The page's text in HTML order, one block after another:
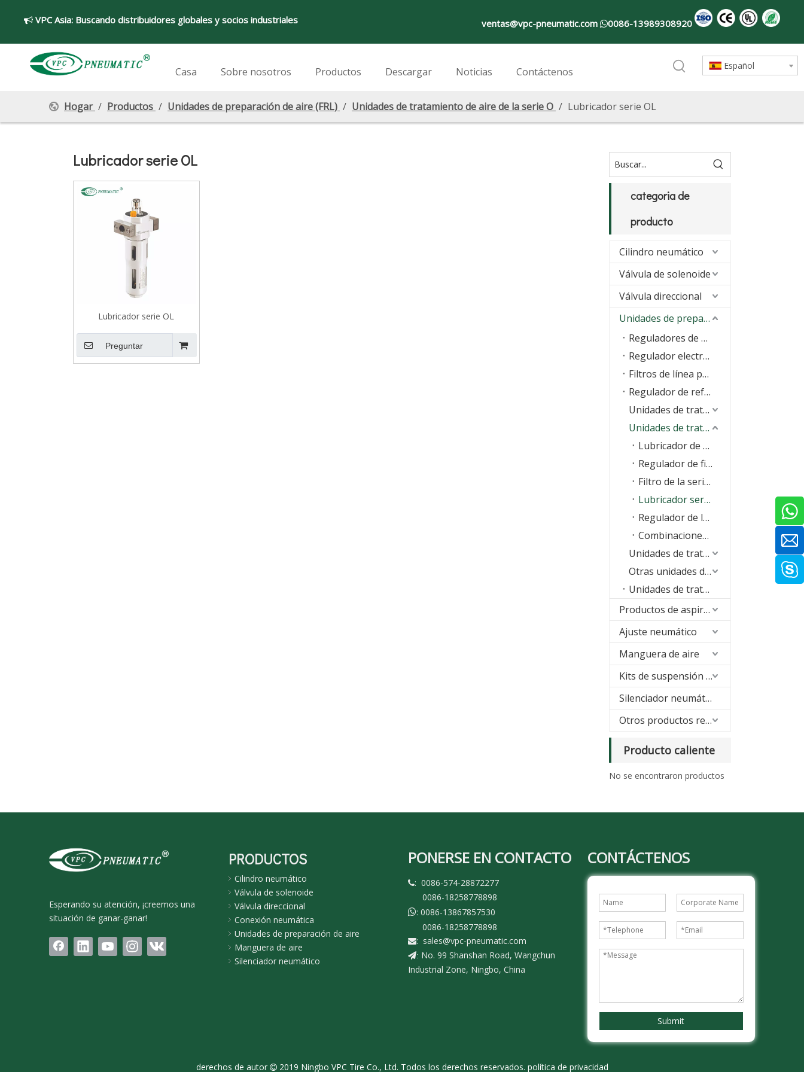
 VPC Asia: Buscando distribuidores globales y socios industriales ventas@vpc-pneumatic.com 0086-13989308920
Casa Sobre nosotros Productos Descargar Noticias Contáctenos Español
Hogar / Productos / Unidades de preparación de aire (FRL) / Unidades de tratamiento de aire de la serie O / Lubricador serie OL
Lubricador serie OL
Lubricador serie OL
Preguntar
categoria de
producto
Cilindro neumático
Válvula de solenoide
Válvula direccional
Unidades de preparación de aire (FRL)
Reguladores de precisión
Regulador electroneumático
Filtros de línea principal
Regulador de refuerzo
Unidades de tratamiento de aire de la serie V
Unidades de tratamiento de aire de la serie O
Lubricador de regulador de filtro serie OU
Regulador de filtro serie OFR
Filtro de la serie OF
Lubricador serie OL
Regulador de la serie OR
Combinaciones de FRL de la serie ORB
Unidades de tratamiento de aire de la serie A
Otras unidades de tratamiento de aire
Unidades de tratamiento de aire serie A/B
Productos de aspiración
Ajuste neumático
Manguera de aire
Kits de suspensión neumática
Silenciador neumático
Otros productos relacionados
Producto caliente
No se encontraron productos
Esperando su atención, ¡creemos una
situación de ganar-ganar!
PRODUCTOS
Cilindro neumático
Válvula de solenoide
Válvula direccional
Conexión neumática
Unidades de preparación de aire
Manguera de aire
Silenciador neumático
PONERSE EN CONTACTO
: 0086-574-28872277
0086-18258778898
: 0086-13867857530
0086-18258778898
: sales@vpc-pneumatic.com
: No. 99 Shanshan Road, Wangchun
Industrial Zone, Ningbo, China
CONTÁCTENOS
Submit
derechos de autor 2019 Ningbo VPC Tire Co., Ltd. Todos los derechos reservados. política de privacidad